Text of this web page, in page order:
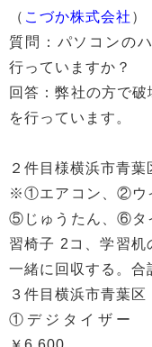
（ こづか株式会社 ）
質問：パソコンの
行っていますか？
回答：弊社の方で
を行っています。
２件目様横浜市青葉
※①エアコン、②ウ
⑤じゅうたん、⑥タ
習椅子 2コ、学習机
一緒に回収する。合
３件目横浜市青葉区
①デジタイザー